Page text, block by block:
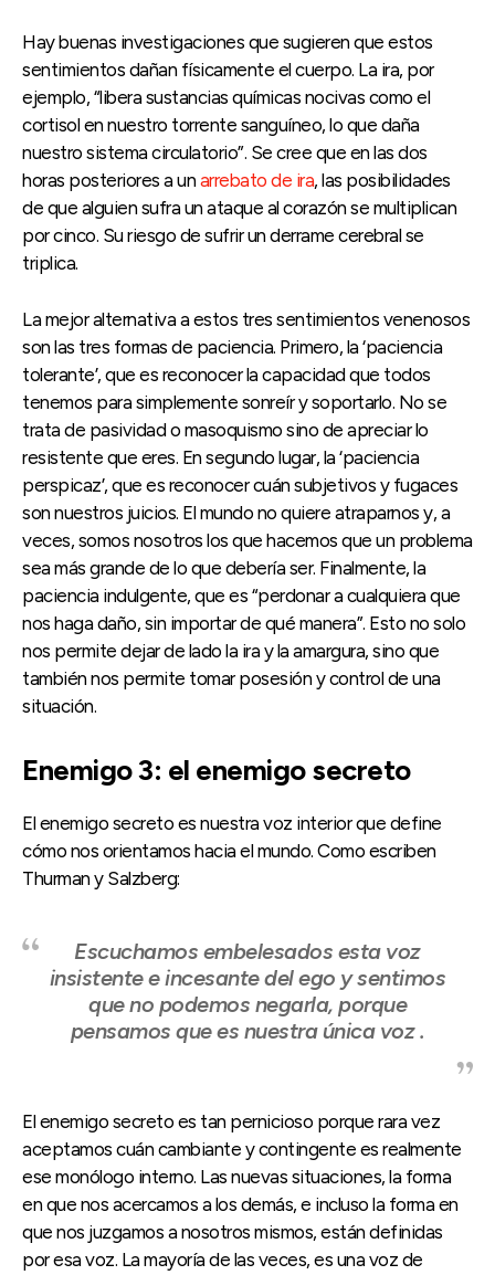
Hay buenas investigaciones que sugieren que estos
sentimientos dañan físicamente el cuerpo. La ira, por
ejemplo, “libera sustancias químicas nocivas como el
cortisol en nuestro torrente sanguíneo, lo que daña
nuestro sistema circulatorio”. Se cree que en las dos
horas posteriores a unarrebato de ira, las posibilidades
de que alguien sufra un ataque al corazón se multiplican
por cinco. Su riesgo de sufrir un derrame cerebral se
triplica.
La mejor alternativa a estos tres sentimientos venenosos
son las tres formas de paciencia. Primero, la ‘paciencia
tolerante’, que es reconocer la capacidad que todos
tenemos para simplemente sonreír y soportarlo. No se
trata de pasividad o masoquismo sino de apreciar lo
resistente que eres. En segundo lugar, la ‘paciencia
perspicaz’, que es reconocer cuán subjetivos y fugaces
son nuestros juicios. El mundo no quiere atraparnos y, a
veces, somos nosotros los que hacemos que un problema
sea más grande de lo que debería ser. Finalmente, la
paciencia indulgente, que es “perdonar a cualquiera que
nos haga daño, sin importar de qué manera”. Esto no solo
nos permite dejar de lado la ira y la amargura, sino que
también nos permite tomar posesión y control de una
situación.
Enemigo 3: el enemigo secreto
El enemigo secreto es nuestra voz interior que define
cómo nos orientamos hacia el mundo. Como escriben
Thurman y Salzberg:
Escuchamos embelesados ​​esta voz
insistente e incesante del ego y sentimos
que no podemos negarla, porque
pensamos que es nuestra única voz.
El enemigo secreto es tan pernicioso porque rara vez
aceptamos cuán cambiante y contingente es realmente
ese monólogo interno. Las nuevas situaciones, la forma
en que nos acercamos a los demás, e incluso la forma en
que nos juzgamos a nosotros mismos, están definidas
por esa voz. La mayoría de las veces, es una voz de